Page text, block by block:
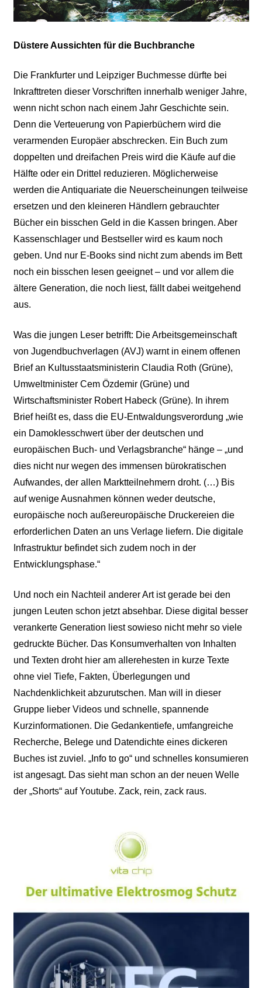
Düstere Aussichten für die Buchbranche
Die Frankfurter und Leipziger Buchmesse dürfte bei
Inkrafttreten dieser Vorschriften innerhalb weniger Jahre,
wenn nicht schon nach einem Jahr Geschichte sein.
Denn die Verteuerung von Papierbüchern wird die
verarmenden Europäer abschrecken. Ein Buch zum
doppelten und dreifachen Preis wird die Käufe auf die
Hälfte oder ein Drittel reduzieren. Möglicherweise
werden die Antiquariate die Neuerscheinungen teilweise
ersetzen und den kleineren Händlern gebrauchter
Bücher ein bisschen Geld in die Kassen bringen. Aber
Kassenschlager und Bestseller wird es kaum noch
geben. Und nur E-Books sind nicht zum abends im Bett
noch ein bisschen lesen geeignet – und vor allem die
ältere Generation, die noch liest, fällt dabei weitgehend
aus.
Was die jungen Leser betrifft: Die Arbeitsgemeinschaft
von Jugendbuchverlagen (AVJ) warnt in einem offenen
Brief an Kultusstaatsministerin Claudia Roth (Grüne),
Umweltminister Cem Özdemir (Grüne) und
Wirtschaftsminister Robert Habeck (Grüne). In ihrem
Brief heißt es, dass die EU-Entwaldungsverordung „wie
ein Damoklesschwert über der deutschen und
europäischen Buch- und Verlagsbranche“ hänge – „und
dies nicht nur wegen des immensen bürokratischen
Aufwandes, der allen Marktteilnehmern droht. (…) Bis
auf wenige Ausnahmen können weder deutsche,
europäische noch außereuropäische Druckereien die
erforderlichen Daten an uns Verlage liefern. Die digitale
Infrastruktur befindet sich zudem noch in der
Entwicklungsphase.“
Und noch ein Nachteil anderer Art ist gerade bei den
jungen Leuten schon jetzt absehbar. Diese digital besser
verankerte Generation liest sowieso nicht mehr so viele
gedruckte Bücher. Das Konsumverhalten von Inhalten
und Texten droht hier am allerehesten in kurze Texte
ohne viel Tiefe, Fakten, Überlegungen und
Nachdenklichkeit abzurutschen. Man will in dieser
Gruppe lieber Videos und schnelle, spannende
Kurzinformationen. Die Gedankentiefe, umfangreiche
Recherche, Belege und Datendichte eines dickeren
Buches ist zuviel. „Info to go“ und schnelles konsumieren
ist angesagt. Das sieht man schon an der neuen Welle
der „Shorts“ auf Youtube. Zack, rein, zack raus.